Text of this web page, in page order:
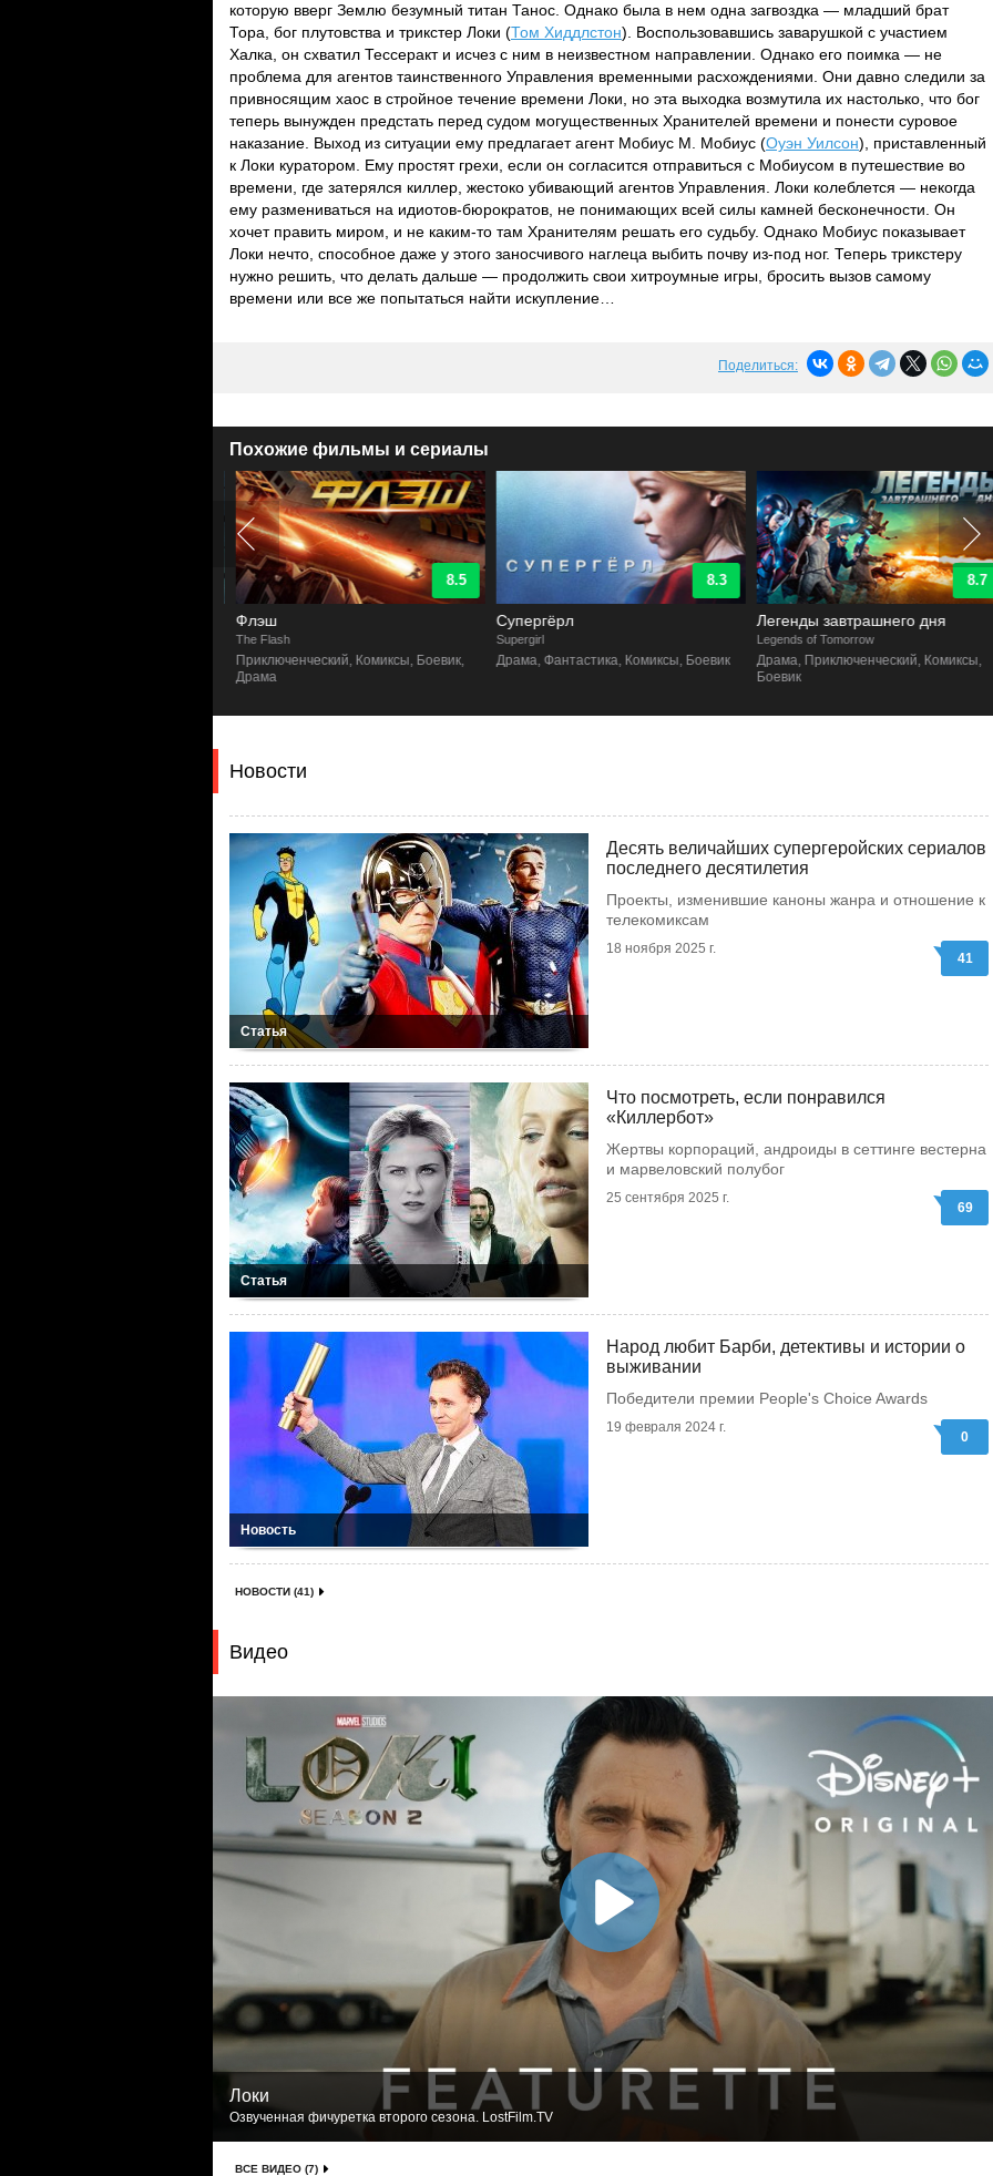
которую вверг Землю безумный титан Танос. Однако была в нем одна загвоздка — младший брат
Тора, бог плутовства и трикстер Локи (Том Хиддлстон). Воспользовавшись заварушкой с участием
Халка, он схватил Тессеракт и исчез с ним в неизвестном направлении. Однако его поимка — не
проблема для агентов таинственного Управления временными расхождениями. Они давно следили за
привносящим хаос в стройное течение времени Локи, но эта выходка возмутила их настолько, что бог
теперь вынужден предстать перед судом могущественных Хранителей времени и понести суровое
наказание. Выход из ситуации ему предлагает агент Мобиус М. Мобиус (Оуэн Уилсон), приставленный
к Локи куратором. Ему простят грехи, если он согласится отправиться с Мобиусом в путешествие во
времени, где затерялся киллер, жестоко убивающий агентов Управления. Локи колеблется — некогда
ему размениваться на идиотов-бюрократов, не понимающих всей силы камней бесконечности. Он
хочет править миром, и не каким-то там Хранителям решать его судьбу. Однако Мобиус показывает
Локи нечто, способное даже у этого заносчивого наглеца выбить почву из-под ног. Теперь трикстеру
нужно решить, что делать дальше — продолжить свои хитроумные игры, бросить вызов самому
времени или все же попытаться найти искупление…
Поделиться:
Похожие фильмы и сериалы
8.5
Флэш
The Flash
Приключенческий, Комиксы, Боевик,
Драма
8.3
Супергёрл
Supergirl
Драма, Фантастика, Комиксы, Боевик
8.7
Легенды завтрашнего дня
Legends of Tomorrow
Драма, Приключенческий, Комиксы,
Боевик
Новости
Статья
Десять величайших супергеройских сериалов
последнего десятилетия
Проекты, изменившие каноны жанра и отношение к
телекомиксам
18 ноября 2025 г.
41
Статья
Что посмотреть, если понравился
«Киллербот»
Жертвы корпораций, андроиды в сеттинге вестерна
и марвеловский полубог
25 сентября 2025 г.
69
Новость
Народ любит Барби, детективы и истории о
выживании
Победители премии People's Choice Awards
19 февраля 2024 г.
0
НОВОСТИ (41)
Видео
Локи
Озвученная фичуретка второго сезона. LostFilm.TV
ВСЕ ВИДЕО (7)